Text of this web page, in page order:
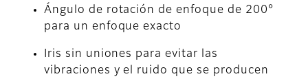
Ángulo de rotación de enfoque de 200°
para un enfoque exacto
Iris sin uniones para evitar las
vibraciones y el ruido que se producen